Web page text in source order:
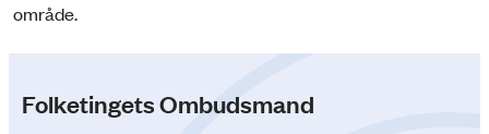
område.
Folketingets Ombudsmand